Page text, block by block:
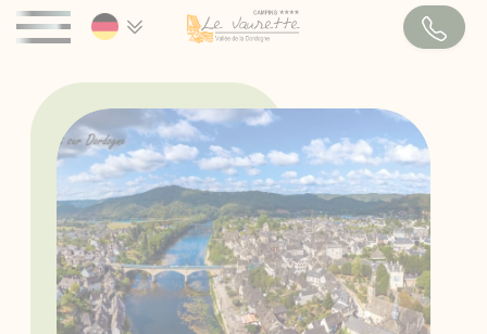
DER CAMPINGPLATZ
WILLKOMMEN
AKTIVITÄTEN & DIENSTLEISTUNGEN
MIETUNTERKÜNFTE
MOBILHEIME
Cookie-Einstellungen